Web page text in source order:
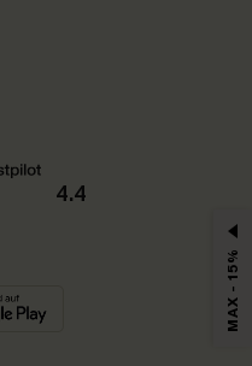
4.4
MAX - 15%